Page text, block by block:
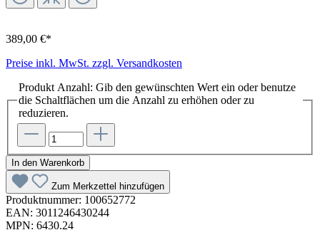
389,00 €*
Preise inkl. MwSt. zzgl. Versandkosten
Produkt Anzahl: Gib den gewünschten Wert ein oder benutze
die Schaltflächen um die Anzahl zu erhöhen oder zu
reduzieren.
In den Warenkorb
Zum Merkzettel hinzufügen
Produktnummer: 100652772
EAN: 3011246430244
MPN: 6430.24